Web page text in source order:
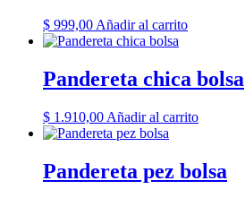
$ 999,00 Añadir al carrito
Pandereta chica bolsa
$ 1.910,00 Añadir al carrito
Pandereta pez bolsa